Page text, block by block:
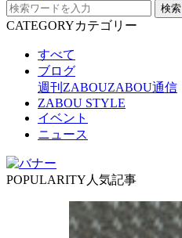
検索
CATEGORYカテゴリー
すべて
ブログ
週刊ZABOUZABOU通信
ZABOU STYLE
イベント
ニュース
POPULARITY 人気記事